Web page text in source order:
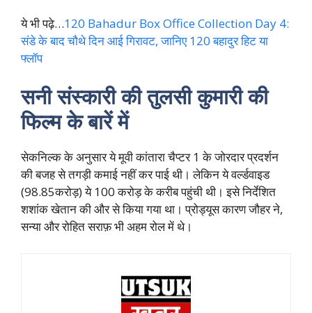
ये भी पढ़े…120 Bahadur Box Office Collection Day 4:
संडे के बाद चौथे दिन आई गिरावट, जानिए 120 बहादुर हिट या
फ्लॉप
सनी संस्कारी की तुलसी कुमारी की
फिल्म के बारें में
सेकनिल्क के अनुसार ये मूवी कांतारा चैप्टर 1 के जोरदार प्रदर्शन
की बजह से तगड़ी कमाई नहीं कर पाई थी। लेकिन ये वर्ल्डवाइड
(98.85करोड़) ये 100 करोड़ के करीब पहुंची थी। इसे निर्देशित
शशांक खेतान की और से किया गया था। प्रोड्यूस कारण जौहर ने,
सन्या और रोहित सराफ़ भी अहम रोल में थे।